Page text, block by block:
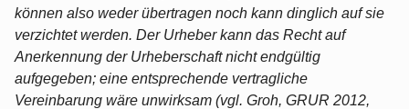
können also weder übertragen noch kann dinglich auf sie
verzichtet werden. Der Urheber kann das Recht auf
Anerkennung der Urheberschaft nicht endgültig
aufgegeben; eine entsprechende vertragliche
Vereinbarung wäre unwirksam (vgl. Groh, GRUR 2012,